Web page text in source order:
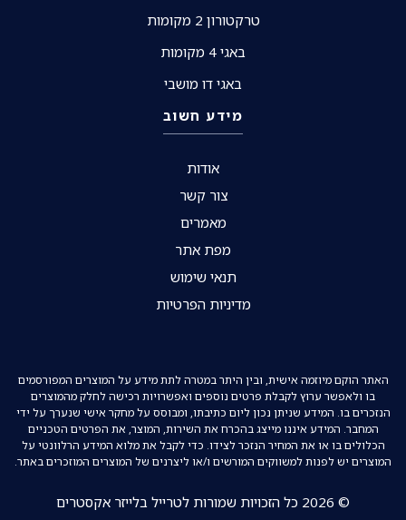
טרקטורון 2 מקומות
באגי 4 מקומות
באגי דו מושבי
מידע חשוב
אודות
צור קשר
מאמרים
מפת אתר
תנאי שימוש
מדיניות הפרטיות
האתר הוקם מיוזמה אישית, ובין היתר במטרה לתת מידע על המוצרים המפורסמים
בו ולאפשר ערוץ לקבלת פרטים נוספים ואפשרויות רכישה לחלק מהמוצרים
הנזכרים בו. המידע שניתן נכון ליום כתיבתו, ומבוסס על מחקר אישי שנערך על ידי
המחבר. המידע איננו מייצג בהכרח את השירות, המוצר, את הפרטים הטכניים
הכלולים בו או את המחיר הנזכר לצידו. כדי לקבל את מלוא המידע הרלוונטי על
המוצרים יש לפנות למשווקים המורשים ו/או ליצרנים של המוצרים המוזכרים באתר.
© 2026 כל הזכויות שמורות לטרייל בלייזר אקסטרים